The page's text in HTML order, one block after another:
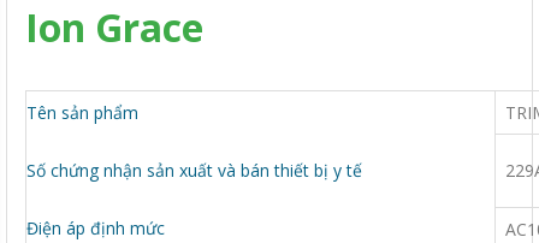
Ion Grace
Tên sản phẩm
Số chứng nhận sản xuất và bán thiết bị y tế
Điện áp định mức